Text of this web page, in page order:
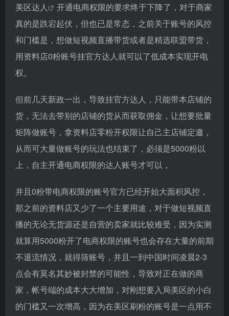
美区达人
开通电商权限的要求终于下降了，对于商家
真的是跌宕起伏，但也已是常态，之前关于账号的风控
和门槛是，想做短视频直播带货或者是精选联盟带货，
用资料店0粉账号挂官方达人就可以了低成本实现开电
权。
但前几天新政一出，导致挂官方达人，只能带本店铺的
货，无法去带别的店铺的货从而获取佣金，让想要批量
矩阵做账号，拿资料店零粉开权限让自己主店铺定邀，
从而可大量做账号的玩法也结束了，必须是5000粉以
上，自主开通电商权限的达人账号才可以，
并且0粉带电商权限的账号官方已经开始大面积风控，
那之前的资料店又少了一个主要用途，对于做短视频直
播的无论无货源还是自营的卖家就比较难受，因为实测
就算用5000粉开了电商权限的账号也会存在大量的前期
不退流情况，就得筛账号，并且一到中国时间凌晨2-3
点会有莫名其妙被封禁的可能性，导致对正在做的商
家，帐号端的成本大大增加，对刚想要入局美区的小白
的门槛又一次增高，因为在美区刷粉的账号是一点用不